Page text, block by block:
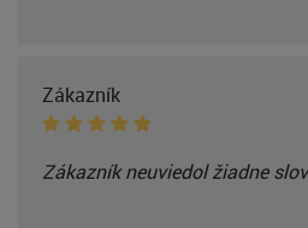
Zákazník
Zákazník neuviedol žiadne